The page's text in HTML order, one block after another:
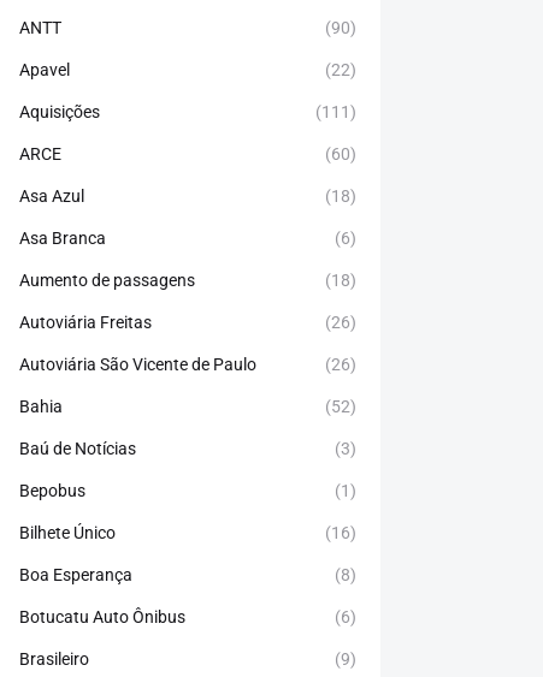
ANTT (90)
Apavel (22)
Aquisições (111)
ARCE (60)
Asa Azul (18)
Asa Branca (6)
Aumento de passagens (18)
Autoviária Freitas (26)
Autoviária São Vicente de Paulo (26)
Bahia (52)
Baú de Notícias (3)
Bepobus (1)
Bilhete Único (16)
Boa Esperança (8)
Botucatu Auto Ônibus (6)
Brasileiro (9)